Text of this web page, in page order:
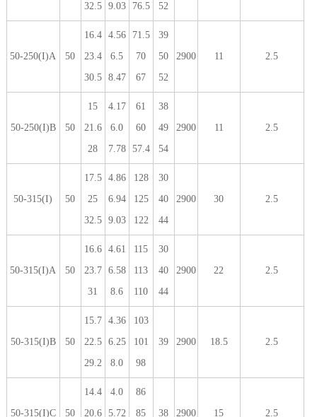
32.5
9.03
76.5
52
50-250(I)A 50
16.4
23.4
30.5
4.56
6.5
8.47
71.5
70
67
39
50
52
2900 11 2.5
50-250(I)B 50
15
21.6
28
4.17
6.0
7.78
61
60
57.4
38
49
54
2900 11 2.5
50-315(I) 50
17.5
25
32.5
4.86
6.94
9.03
128
125
122
30
40
44
2900 30 2.5
50-315(I)A 50
16.6
23.7
31
4.61
6.58
8.6
115
113
110
30
40
44
2900 22 2.5
50-315(I)B 50
15.7
22.5
29.2
4.36
6.25
8.0
103
101
98
39 2900 18.5 2.5
50-315(I)C 50
14.4
20.6
4.0
5.72
86
85
38 2900 15 2.5